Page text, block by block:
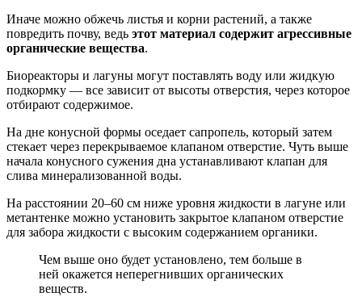
Иначе можно обжечь листья и корни растений, а также
повредить почву, ведь этот материал содержит агрессивные
органические вещества.
Биореакторы и лагуны могут поставлять воду или жидкую
подкормку — все зависит от высоты отверстия, через которое
отбирают содержимое.
На дне конусной формы оседает сапропель, который затем
стекает через перекрываемое клапаном отверстие. Чуть выше
начала конусного сужения дна устанавливают клапан для
слива минерализованной воды.
На расстоянии 20–60 см ниже уровня жидкости в лагуне или
метантенке можно установить закрытое клапаном отверстие
для забора жидкости с высоким содержанием органики.
Чем выше оно будет установлено, тем больше в
ней окажется неперегнивших органических
веществ.